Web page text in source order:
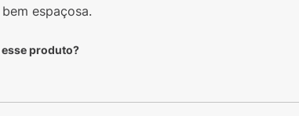
espaçosa.
produto?